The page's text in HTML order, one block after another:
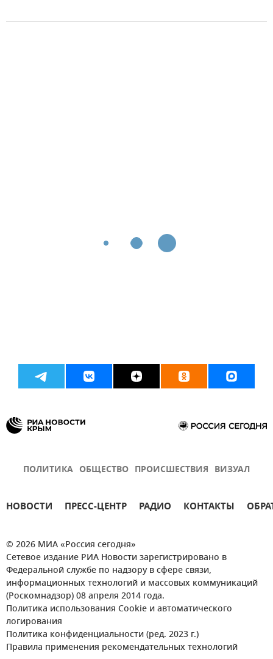
ПОЛИТИКА ОБЩЕСТВО ПРОИСШЕСТВИЯ ВИЗУАЛ
НОВОСТИ ПРЕСС-ЦЕНТР РАДИО КОНТАКТЫ
© 2026 МИА «Россия сегодня»
Сетевое издание РИА Новости зарегистрировано в
Федеральной службе по надзору в сфере связи,
информационных технологий и массовых коммуникаций
(Роскомнадзор) 08 апреля 2014 года.
Политика использования Cookie и автоматического
логирования
Политика конфиденциальности (ред. 2023 г.)
Правила применения рекомендательных технологий